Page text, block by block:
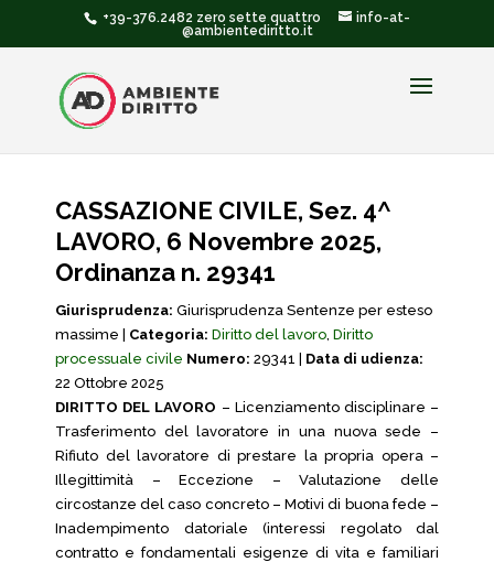
+39-376.2482 zero sette quattro
info-at-
@ambientediritto.it
CASSAZIONE CIVILE, Sez. 4^
LAVORO, 6 Novembre 2025,
Ordinanza n. 29341
Giurisprudenza: Giurisprudenza Sentenze per esteso
massime | Categoria: Diritto del lavoro, Diritto
processuale civile Numero: 29341 | Data di udienza:
22 Ottobre 2025
DIRITTO DEL LAVORO – Licenziamento disciplinare –
Trasferimento del lavoratore in una nuova sede –
Rifiuto del lavoratore di prestare la propria opera –
Illegittimità – Eccezione – Valutazione delle
circostanze del caso concreto – Motivi di buona fede –
Inadempimento datoriale (interessi regolato dal
contratto e fondamentali esigenze di vita e familiari